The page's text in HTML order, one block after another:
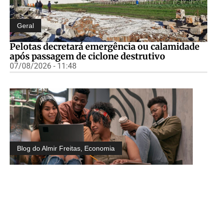
Geral
Pelotas decretará emergência ou calamidade
após passagem de ciclone destrutivo
07/08/2026 - 11:48
Blog do Almir Freitas, Economia